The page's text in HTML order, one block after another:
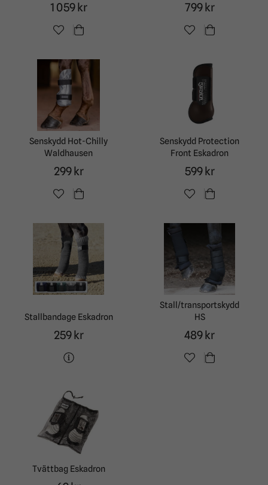
1 059 kr 799 kr
Senskydd Hot-Chilly
Waldhausen
299 kr
Senskydd Protection
Front Eskadron
599 kr
Stallbandage Eskadron
259 kr
Stall/transportskydd
HS
489 kr
Tvättbag Eskadron